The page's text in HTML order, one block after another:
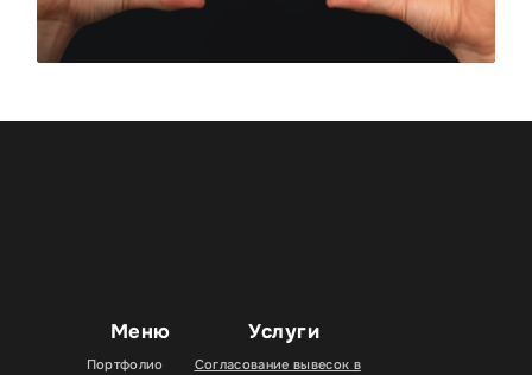
Меню
Портфолио
Услуги
Согласование вывесок в